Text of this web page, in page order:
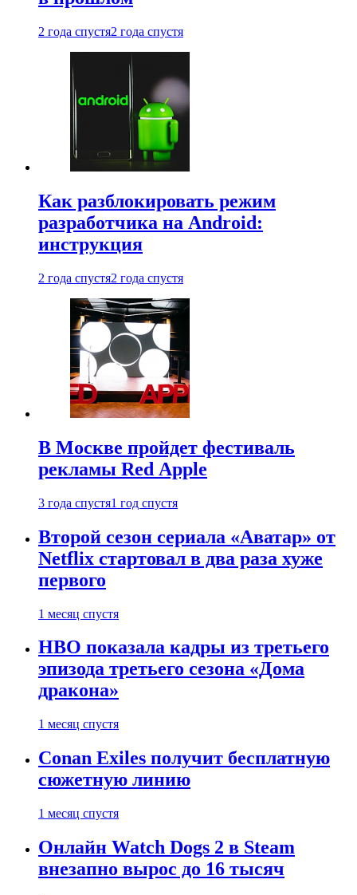
2 года спустя2 года спустя
Как разблокировать режим
разработчика на Android:
инструкция
2 года спустя2 года спустя
В Москве пройдет фестиваль
рекламы Red Apple
3 года спустя1 год спустя
Второй сезон сериала «Аватар» от
Netflix стартовал в два раза хуже
первого
1 месяц спустя
HBO показала кадры из третьего
эпизода третьего сезона «Дома
дракона»
1 месяц спустя
Conan Exiles получит бесплатную
сюжетную линию
1 месяц спустя
Онлайн Watch Dogs 2 в Steam
внезапно вырос до 16 тысяч